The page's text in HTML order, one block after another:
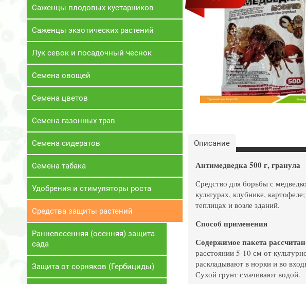
Саженцы плодовых кустарников
Саженцы экзотических растений
Лук севок и посадочный чеснок
Семена овощей
Семена цветов
Семена газонных трав
Семена сидератов
Семена табака
Удобрения и стимуляторы роста
Средства защиты растений
Ранневесенняя (осенняя) защита
сада
Защита от сорняков (Гербициды)
Описание
Антимедведка 500 г, гранула
Средство для борьбы с
культурах, клубнике,
теплицах и возле зданий.
Способ применения
Содержимое пакета
расстоянии 5-10 см от
раскладывают в норки и во
Сухой грунт смачивают водой.